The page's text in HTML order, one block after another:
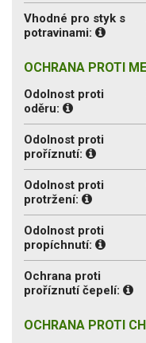
Vhodné pro styk s
potravinami:
OCHRANA PROTI
Odolnost proti
oděru:
Odolnost proti
proříznutí:
Odolnost proti
protržení:
Odolnost proti
propíchnutí:
Ochrana proti
proříznutí čepelí:
OCHRANA PROTI